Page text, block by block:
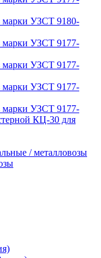
марки УЗСТ 9180-
марки УЗСТ 9177-
марки УЗСТ 9177-
марки УЗСТ 9177-
марки УЗСТ 9177-
КЦ-30 для
/ металловозы